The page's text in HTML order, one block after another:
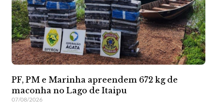
PF, PM e Marinha apreendem 672 kg de
maconha no Lago de Itaipu
07/08/2026